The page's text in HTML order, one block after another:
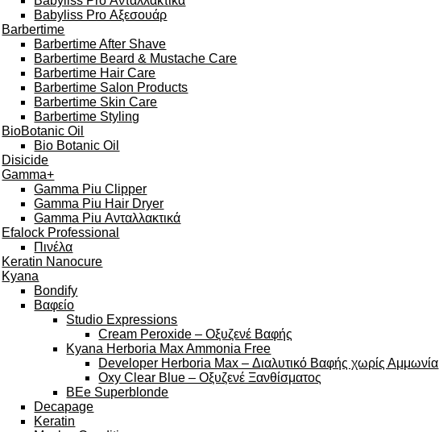
Babyliss Pro Αξεσουάρ
Barbertime
Barbertime After Shave
Barbertime Beard & Mustache Care
Barbertime Hair Care
Barbertime Salon Products
Barbertime Skin Care
Barbertime Styling
BioBotanic Oil
Bio Botanic Oil
Disicide
Gamma+
Gamma Piu Clipper
Gamma Piu Hair Dryer
Gamma Piu Ανταλλακτικά
Efalock Professional
Πινέλα
Keratin Nanocure
Kyana
Bondify
Βαφείο
Studio Expressions
Cream Peroxide – Οξυζενέ Βαφής
Kyana Herboria Max Ammonia Free
Developer Herboria Max – Διαλυτικό Βαφής χωρίς Αμμωνία
Oxy Clear Blue – Οξυζενέ Ξανθίσματος
BEe Superblonde
Decapage
Keratin